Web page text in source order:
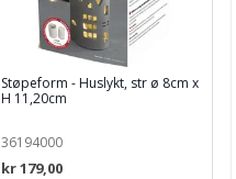
Støpeform - Huslykt, str ø 8cm x
H 11,20cm
36194000
kr 179,00